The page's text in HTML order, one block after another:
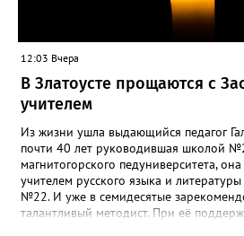
12:03 Вчера
В Златоусте прощаются с
учителем
Из жизни ушла выдающийся педагог
почти 40 лет руководившая школой
магнитогорского педуниверситета,
учителем русского языка и
№22. И уже в семидесятые
талантливый методист. При её